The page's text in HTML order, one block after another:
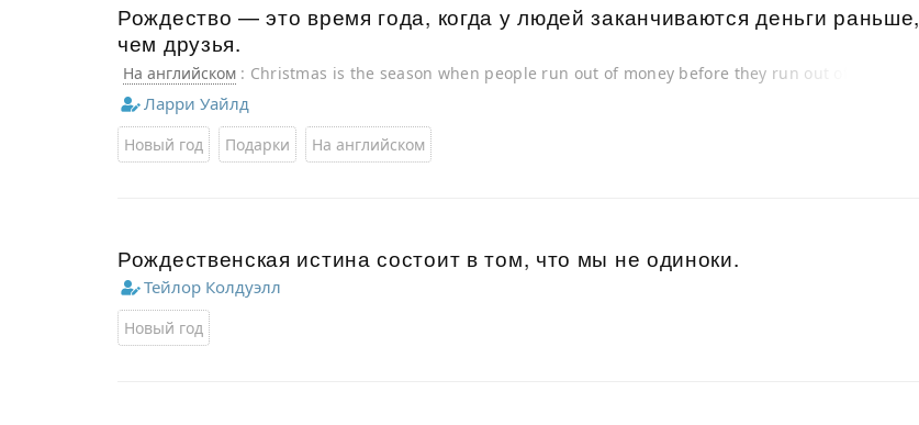
Рождество — это время года, когда у людей заканчиваются деньги раньше,
чем друзья.
На английском : Christmas is the season when people run out of money before they run out of
friends.
Ларри Уайлд
Новый год Подарки На английском
Рождественская истина состоит в том, что мы не одиноки.
Тейлор Колдуэлл
Новый год